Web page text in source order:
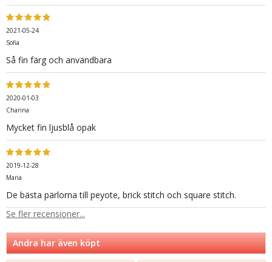
2021-05-24
Sofia
Så fin färg och användbara
2020-01-03
Charina
Mycket fin ljusblå opak
2019-12-28
Maria
De bästa pärlorna till peyote, brick stitch och square stitch.
Se fler recensioner...
Andra har även köpt